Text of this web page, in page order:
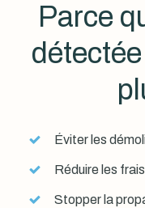
Parce
Éviter les
Réduire les
Stopper la